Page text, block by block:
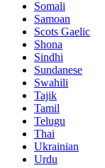
Somali
Samoan
Scots Gaelic
Shona
Sindhi
Sundanese
Swahili
Tajik
Tamil
Telugu
Thai
Ukrainian
Urdu